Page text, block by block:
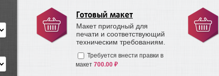
Готовый макет
Макет пригодный для
печати и соответствующий
техническим требованиям.
Требуется внести правки в
макет 700.00 ₽